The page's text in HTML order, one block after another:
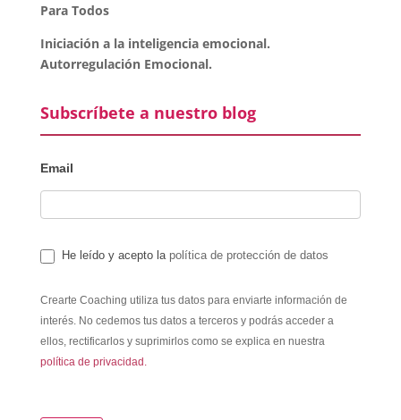
Para Todos
Iniciación a la inteligencia emocional.
Autorregulación Emocional.
Subscríbete a nuestro blog
Email
He leído y acepto la política de protección de datos
Crearte Coaching utiliza tus datos para enviarte información de
interés. No cedemos tus datos a terceros y podrás acceder a
ellos, rectificarlos y suprimirlos como se explica en nuestra
política de privacidad.